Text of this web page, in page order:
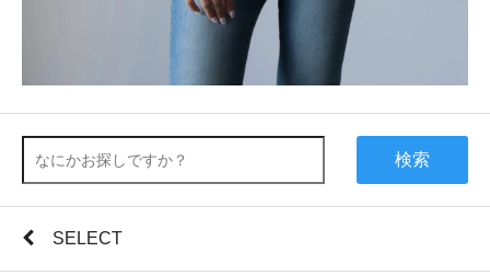
検索
SELECT